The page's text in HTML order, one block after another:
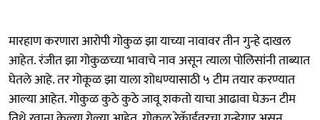
मारहाण करणारा आरोपी गोकुळ झा याच्या नावावर तीन गुन्हे दाखल
आहेत. रंजीत झा गोकुळच्या भावाचे नाव असून त्याला पोलिसांनी ताब्यात
घेतले आहे. तर गोकूळ झा याला शोधण्यासाठी ५ टीम तयार करण्यात
आल्या आहेत. गोकुळ कुठे कुठे जावू शकतो याचा आढावा घेऊन टीम